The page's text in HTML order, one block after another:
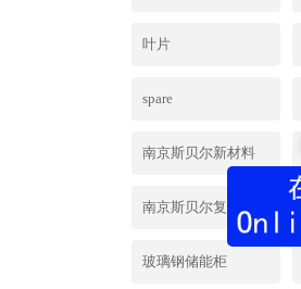
支架
叶片
spare
南京斯贝尔新材料
南京斯贝尔复合材
料
玻璃钢储能柜